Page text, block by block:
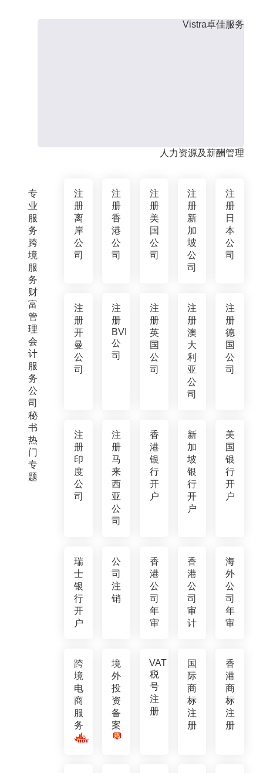
专
业
服
务
跨
境
服
务
财
富
管
理
会
计
服
务
公
司
秘
书
热
门
专
题
Vistra卓佳服务
人力资源及薪酬管理
注
册
离
岸
公
司
注
册
香
港
公
司
注
册
美
国
公
司
注
册
新
加
坡
公
司
注
册
日
本
公
司
注
册
开
曼
公
司
注
册
BVI
公
司
注
册
英
国
公
司
注
册
澳
大
利
亚
公
司
注
册
德
国
公
司
注
册
印
度
公
司
注
册
马
来
西
亚
公
司
香
港
银
行
开
户
新
加
坡
银
行
开
户
美
国
银
行
开
户
瑞
士
银
行
开
户
公
司
注
销
香
港
公
司
年
审
香
港
公
司
审
计
海
外
公
司
年
审
跨
境
电
商
服
务
境
外
投
资
备
案
VAT
税
号
注
册
国
际
商
标
注
册
香
港
商
标
注
册